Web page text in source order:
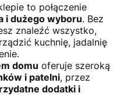
to połączenie
i dużego wyboru. Bez
znaleźć wszystko,
kuchnię, jadalnię
domu oferuje szeroką
i patelni, przez
dodatki i